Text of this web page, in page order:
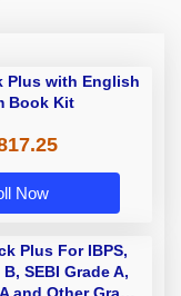
Plus with English
Book Kit
Now
Plus For IBPS,
SEBI Grade A,